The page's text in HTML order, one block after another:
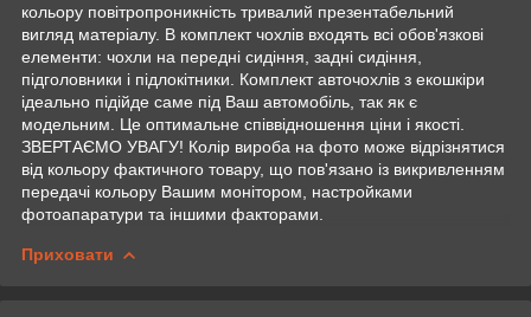
кольору повітропроникність тривалий презентабельний
вигляд матеріалу. В комплект чохлів входять всі обов'язкові
елементи: чохли на передні сидіння, задні сидіння,
підголовники і підлокітники. Комплект авточохлів з екошкіри
ідеально підійде саме під Ваш автомобіль, так як є
модельним. Це оптимальне співвідношення ціни і якості.
ЗВЕРТАЄМО УВАГУ! Колір вироба на фото може відрізнятися
від кольору фактичного товару, що пов'язано із викривленням
передачі кольору Вашим монітором, настройками
фотоапаратури та іншими факторами.
Приховати